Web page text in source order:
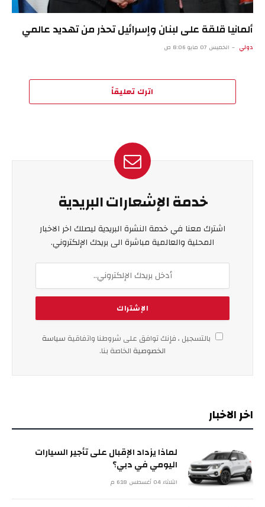
ألمانيا قلقة على لبنان وإسرائيل تحذر من تهديد عالمي
دولي الخميس 07 مايو 8:06 ص
اترك تعليقاً
خدمة الإشعارات البريدية
اشترك معنا في خدمة النشرة البريدية ليصلك اخر الاخبار
المحلية والعالمية مباشرة الى بريدك الإلكتروني.
بالتسجيل ، فإنك توافق على شروطنا واتفاقية سياسة
الخصوصية الخاصة بنا.
اخر الاخبار
لماذا يزداد الإقبال على تأجير السيارات
اليومي في دبي؟
الثلاثاء 04 أغسطس 6:18 م